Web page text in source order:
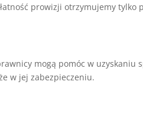
prowizji otrzymujemy tylko
mogą pomóc w uzyskaniu
w jej zabezpieczeniu.